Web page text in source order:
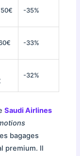
-35%
-33%
-32%
Saudi Airlines
bagages
premium. Il